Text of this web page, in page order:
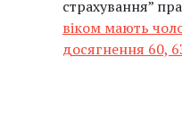
страхування”
віком мають
досягнення 60,